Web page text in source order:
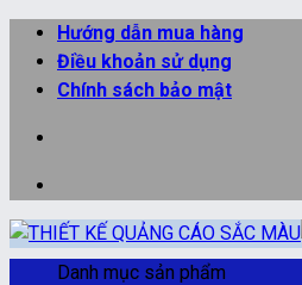
qua
Hướng dẫn mua hàng
Điều khoản sử dụng
Chính sách bảo mật
Danh mục sản phẩm